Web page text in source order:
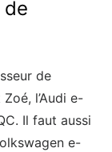
de
de
l’Audi e-
Il faut aussi
e-